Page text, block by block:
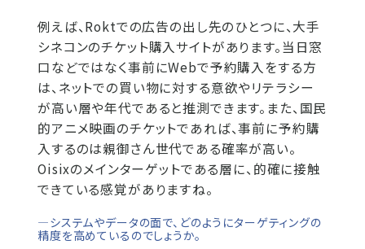
例えば、Roktでの広告の出し先のひとつに、大手
シネコンのチケット購入サイトがあります。当日窓
口などではなく事前にWebで予約購入をする方
は、ネットでの買い物に対する意欲やリテラシー
が高い層や年代であると推測できます。また、国民
的アニメ映画のチケットであれば、事前に予約購
入するのは親御さん世代である確率が高い。
Oisixのメインターゲットである層に、的確に接触
できている感覚がありますね。
―システムやデータの面で、どのようにターゲティングの
精度を高めているのでしょうか。